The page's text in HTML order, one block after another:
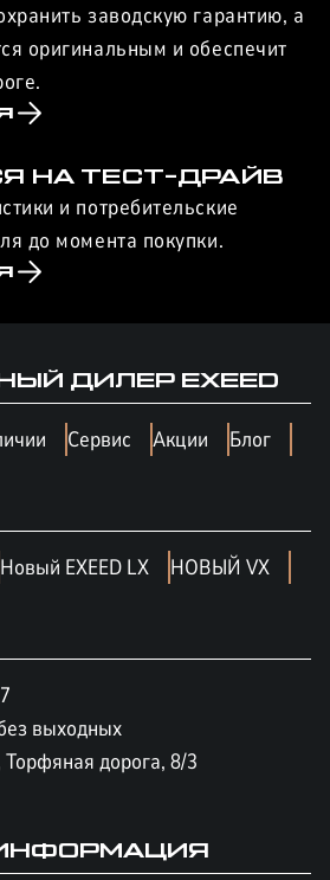
заводскую гарантию, а
оригинальным и обеспечит
НА ТЕСТ-ДРАЙВ
и потребительские
до момента покупки.
ДИЛЕР EXEED
Сервис Акции
Блог
Новый EXEED LX
НОВЫЙ VX
выходных
Торфяная дорога, 8/3